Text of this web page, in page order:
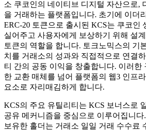
소 쿠코인의 네이티브 디지털 자산으로,
을 거래하는 플랫폼입니다. 초기에 이더
ERC-20 토큰으로 출시된 KCS는 쿠코인
실어주고 사용자에게 보상하기 위해 설
토큰의 역할을 합니다. 토크노믹스의 기
치를 거래소의 성과와 직접적으로 연결
티 간의 공동 이익을 창출합니다. 이러한
한 교환 매체를 넘어 플랫폼의 웹3 인프
요소로 자리매김하게 합니다.
KCS의 주요 유틸리티는 KCS 보너스로
공유 메커니즘을 중심으로 이루어집니다
보유한 홀더는 거래소 일일 거래 수수료